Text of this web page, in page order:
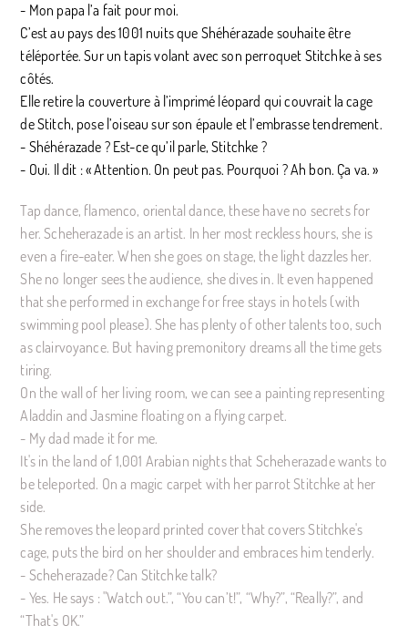
- Mon papa l’a fait pour moi.
C’est au pays des 1001 nuits que Shéhérazade souhaite être
téléportée. Sur un tapis volant avec son perroquet Stitchke à ses
côtés.
Elle retire la couverture à l’imprimé léopard qui couvrait la cage
de Stitch, pose l’oiseau sur son épaule et l’embrasse tendrement.
- Shéhérazade ? Est-ce qu’il parle, Stitchke ?
- Oui. Il dit : « Attention. On peut pas. Pourquoi ? Ah bon. Ça va. »
Tap dance, flamenco, oriental dance, these have no secrets for
her. Scheherazade is an artist. In her most reckless hours, she is
even a fire-eater. When she goes on stage, the light dazzles her.
She no longer sees the audience, she dives in. It even happened
that she performed in exchange for free stays in hotels (with
swimming pool please). She has plenty of other talents too, such
as clairvoyance. But having premonitory dreams all the time gets
tiring.
On the wall of her living room, we can see a painting representing
Aladdin and Jasmine floating on a flying carpet.
- My dad made it for me.
It's in the land of 1,001 Arabian nights that Scheherazade wants to
be teleported. On a magic carpet with her parrot Stitchke at her
side.
She removes the leopard printed cover that covers Stitchke's
cage, puts the bird on her shoulder and embraces him tenderly.
- Scheherazade? Can Stitchke talk?
- Yes. He says : "Watch out.”, “You can’t!”, “Why?”, “Really?”, and
“That's OK.”